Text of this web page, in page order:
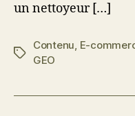
un nettoyeur […]
Étiquettes
Contenu E-
GEO